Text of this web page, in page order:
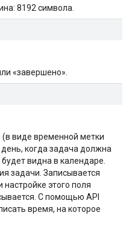
8192 символа.
«завершено».
виде временной метки
день, когда задача должна
видна в календаре.
задачи. Записывается
этого поля
С помощью API
время, на которое